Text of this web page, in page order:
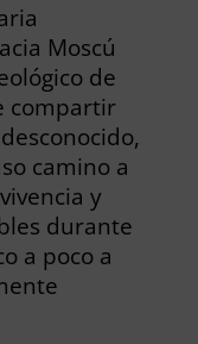
Moscú
de
compartir
camino a
y
durante
a poco a